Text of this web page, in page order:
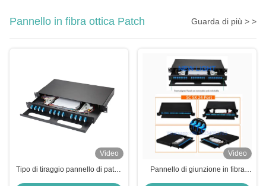
Pannello in fibra ottica Patch Guarda di più > >
Video
Tipo di tiraggio pannello di patch
Video
Pannello di giunzione in fibra